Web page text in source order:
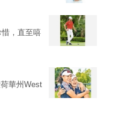
，直至嘻
華州West